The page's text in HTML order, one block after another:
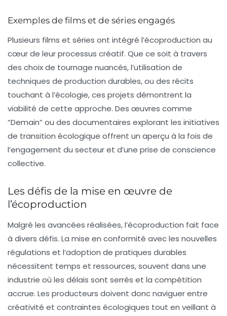
Exemples de films et de séries engagés
Plusieurs films et séries ont intégré l’écoproduction au
cœur de leur processus créatif. Que ce soit à travers
des choix de tournage nuancés, l’utilisation de
techniques de production durables, ou des récits
touchant à l’écologie, ces projets démontrent la
viabilité de cette approche. Des œuvres comme
“Demain” ou des documentaires explorant les initiatives
de transition écologique offrent un aperçu à la fois de
l’engagement du secteur et d’une prise de conscience
collective.
Les défis de la mise en œuvre de
l’écoproduction
Malgré les avancées réalisées, l’écoproduction fait face
à divers défis. La mise en conformité avec les nouvelles
régulations et l’adoption de pratiques durables
nécessitent temps et ressources, souvent dans une
industrie où les délais sont serrés et la compétition
accrue. Les producteurs doivent donc naviguer entre
créativité et contraintes écologiques tout en veillant à